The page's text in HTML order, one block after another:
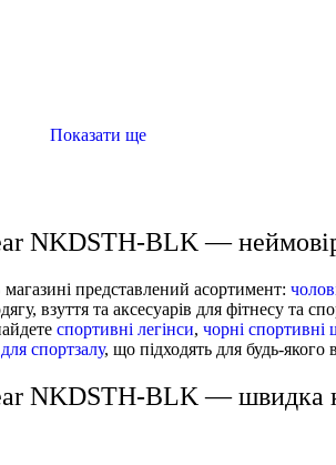
Показати ще
NKDSTH-BLK —
представлений асортимент:
взуття та аксесуарів для фітнесу та
спортивні легінси, чорні спортивні
спортзалу, що підходять для будь-якого
NKDSTH-BLK — швидка